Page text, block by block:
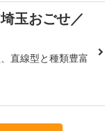
玉おごせ／
直線型と種類豊富